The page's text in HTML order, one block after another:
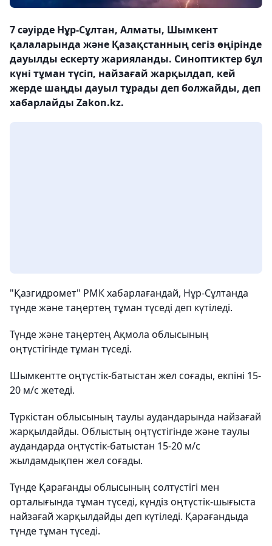
7 сәуірде Нұр-Сұлтан, Алматы, Шымкент
қалаларында және Қазақстанның сегіз өңірінде
дауылды ескерту жарияланды. Синоптиктер бұл
күні тұман түсіп, найзағай жарқылдап, кей
жерде шаңды дауыл тұрады деп болжайды, деп
хабарлайды Zakon.kz.
"Қазгидромет" РМК хабарлағандай, Нұр-Сұлтанда
түнде және таңертең тұман түседі деп күтіледі.
Түнде және таңертең Ақмола облысының
оңтүстігінде тұман түседі.
Шымкентте оңтүстік-батыстан жел соғады, екпіні 15-
20 м/с жетеді.
Түркістан облысының таулы аудандарында найзағай
жарқылдайды. Облыстың оңтүстігінде және таулы
аудандарда оңтүстік-батыстан 15-20 м/с
жылдамдықпен жел соғады.
Түнде Қарағанды облысының солтүстігі мен
орталығында тұман түседі, күндіз оңтүстік-шығыста
найзағай жарқылдайды деп күтіледі. Қарағандыда
түнде тұман түседі.